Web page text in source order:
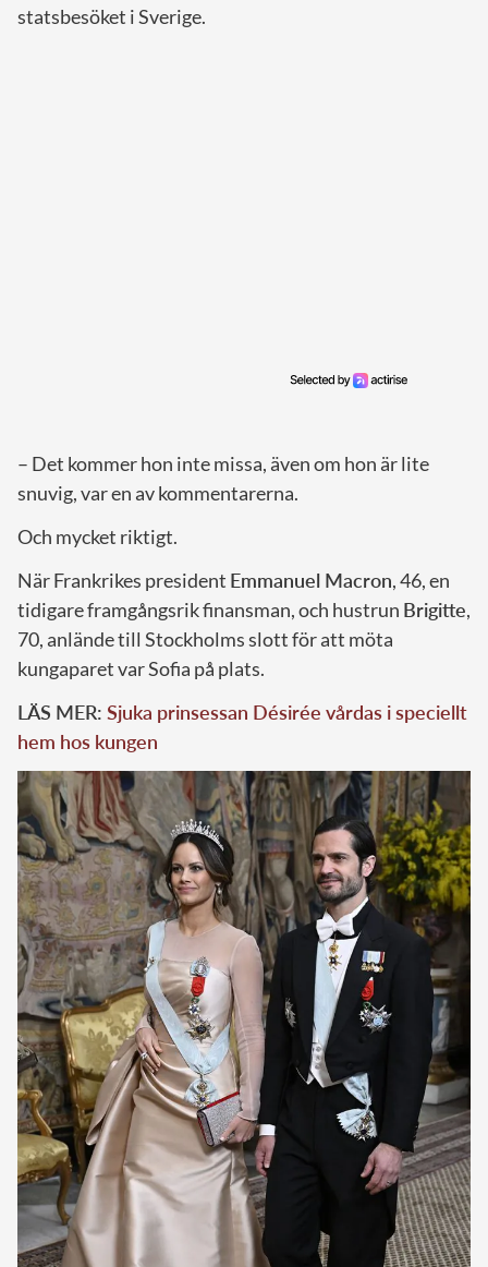
statsbesöket i Sverige.
– Det kommer hon inte missa, även om hon är lite
snuvig, var en av kommentarerna.
Och mycket riktigt.
När Frankrikes president Emmanuel Macron, 46, en
tidigare framgångsrik finansman, och hustrun Brigitte,
70, anlände till Stockholms slott för att möta
kungaparet var Sofia på plats.
LÄS MER: Sjuka prinsessan Désirée vårdas i speciellt
hem hos kungen